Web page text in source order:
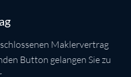
Maklervertrag
Button gelangen Sie zu